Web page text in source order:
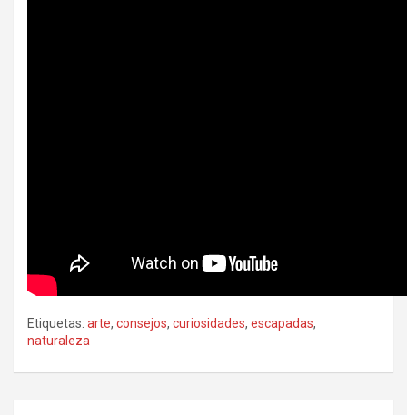
Etiquetas: arte, consejos, curiosidades, escapadas,
naturaleza